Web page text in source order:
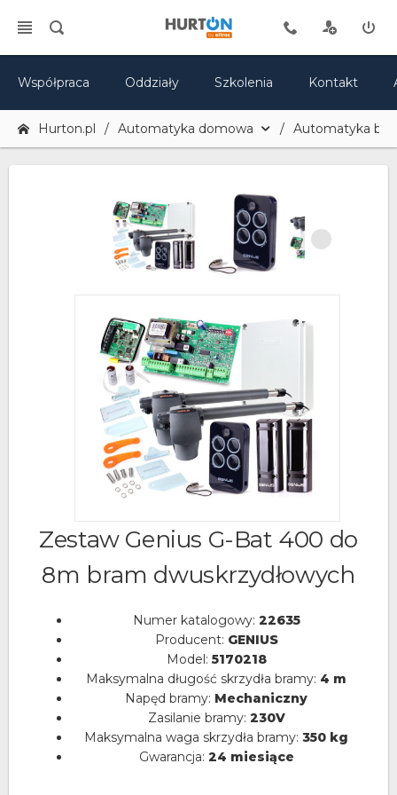
Współpraca Oddziały Szkolenia Kontakt
Hurton.pl Automatyka domowa Automatyka
Zestaw Genius G-Bat 400 do
8m bram dwuskrzydłowych
Numer katalogowy: 22635
Producent: GENIUS
Model: 5170218
Maksymalna długość skrzydła bramy: 4 m
Napęd bramy: Mechaniczny
Zasilanie bramy: 230V
Maksymalna waga skrzydła bramy: 350 kg
Gwarancja: 24 miesiące